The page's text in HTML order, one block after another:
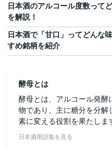
日本酒のアルコール度数って
を解説！
日本酒で「甘口」ってどんな
すめ銘柄を紹介
酵母とは
酵母とは、アルコール発
物であり、主に糖分を分
素に変える役割を果たしま
日本酒用語集を見る